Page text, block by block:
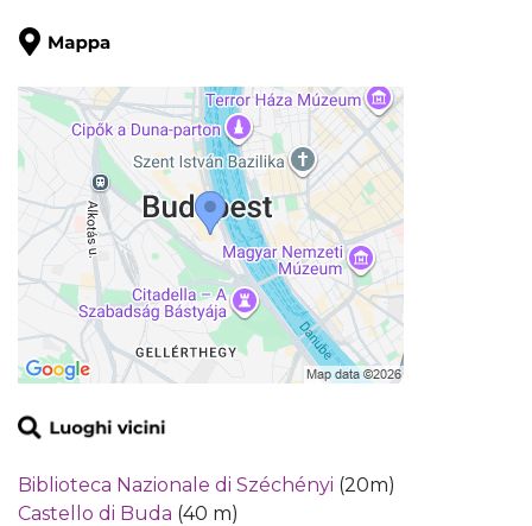
Biblioteca Nazionale di Széchényi (20m)
Castello di Buda (40 m)